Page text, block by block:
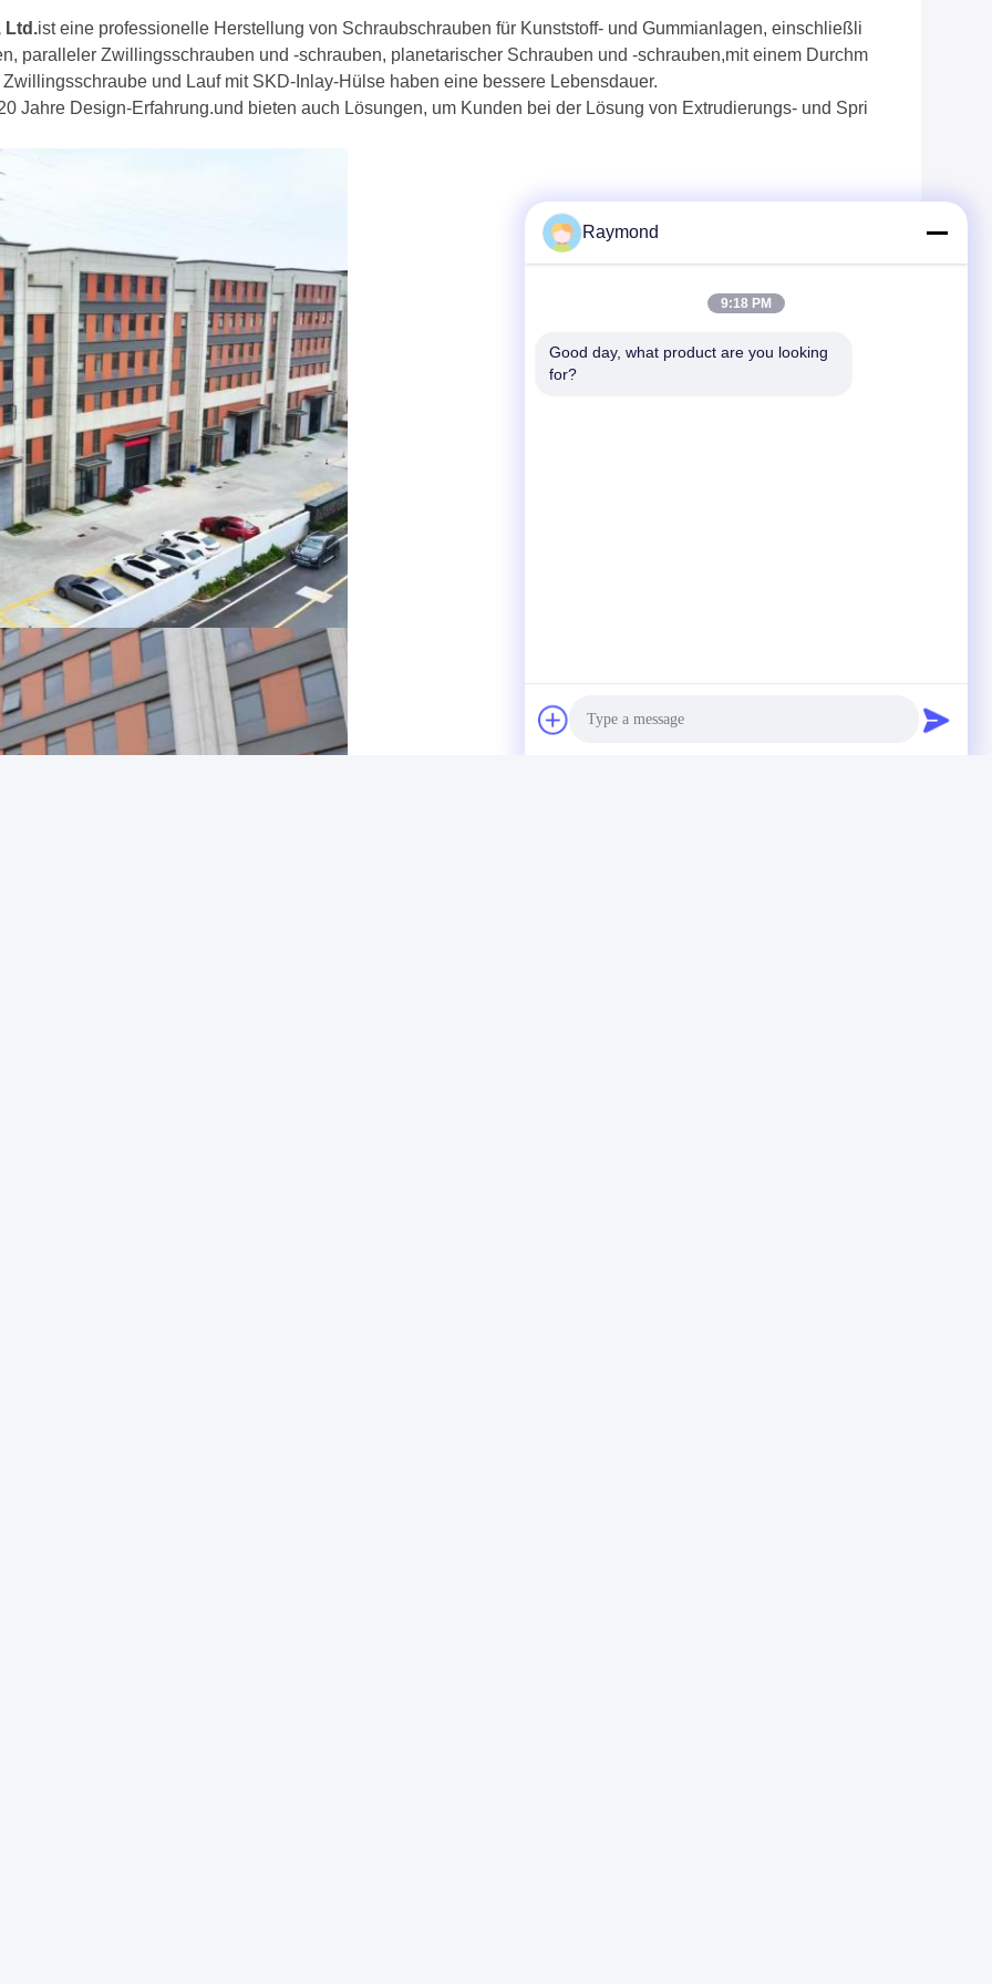
Ltd.ist eine professionelle Herstellung von Schraubschrauben für Kunststoff- und Gummianlagen, einschließli
paralleler Zwillingsschrauben und -schrauben, planetarischer Schrauben und -schrauben,mit einem Durchm
und Lauf mit SKD-Inlay-Hülse haben eine bessere Lebensdauer.
Jahre Design-Erfahrung.und bieten auch Lösungen, um Kunden bei der Lösung von Extrudierungs- und Spri
Raymond
9:18 PM
Good day, what product are you looking
for?